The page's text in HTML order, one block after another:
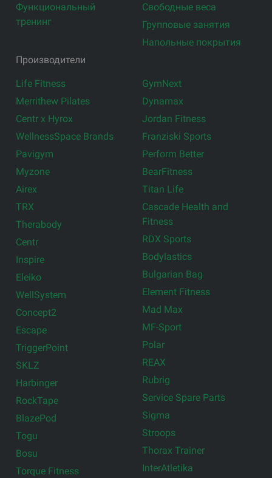
Функциональный
тренинг
Свободные веса
Групповые занятия
Напольные покрытия
Производители
Life Fitness
Merrithew Pilates
Centr x Hyrox
WellnessSpace Brands
Pavigym
Myzone
Airex
TRX
Therabody
Centr
Inspire
Eleiko
WellSystem
Concept2
Escape
TriggerPoint
SKLZ
Harbinger
RockTape
BlazePod
Togu
Bosu
Torque Fitness
GymNext
Dynamax
Jordan Fitness
Franziski Sports
Perform Better
BearFitness
Titan Life
Cascade Health and
Fitness
RDX Sports
Bodylastics
Bulgarian Bag
Element Fitness
Mad Max
MF-Sport
Polar
REAX
Rubrig
Service Spare Parts
Sigma
Stroops
Thorax Trainer
InterAtletika